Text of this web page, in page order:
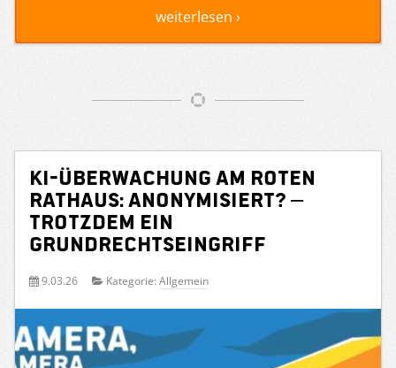
weiterlesen ›
KI-Überwachung am Roten
Rathaus: Anonymisiert? –
Trotzdem ein
Grundrechtseingriff
9.03.26 Kategorie: Allgemein